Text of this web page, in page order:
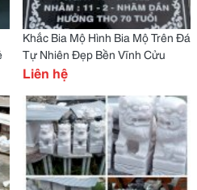
Khắc Bia Mộ Hình Bia Mộ Trên Đá
Tự Nhiên Đẹp Bền Vĩnh Cửu
Liên hệ